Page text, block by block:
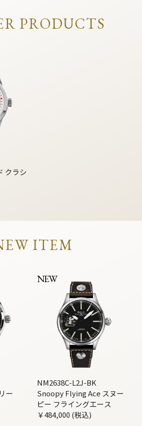
PRODUCTS
クラシ
ITEM
ー
NEW
NM2638C-L2J-BK
Snoopy Flying Ace スヌー
ピー フライングエース
￥484,000 (税込)